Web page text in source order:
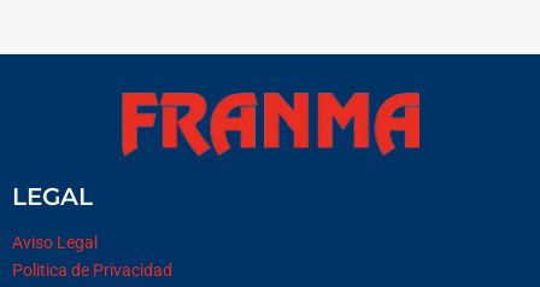
LEGAL
Aviso Legal
Politica de Privacidad